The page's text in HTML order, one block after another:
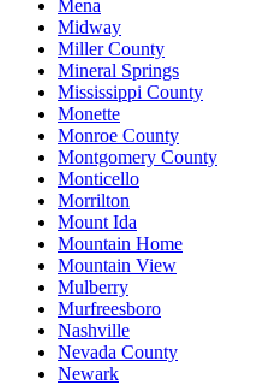
Mena
Midway
Miller County
Mineral Springs
Mississippi County
Monette
Monroe County
Montgomery County
Monticello
Morrilton
Mount Ida
Mountain Home
Mountain View
Mulberry
Murfreesboro
Nashville
Nevada County
Newark